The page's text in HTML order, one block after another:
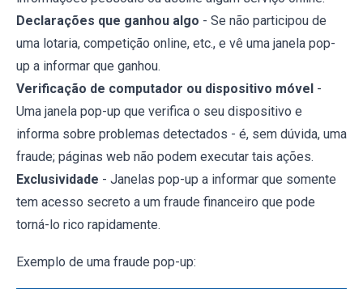
Declarações que ganhou algo - Se não participou de
uma lotaria, competição online, etc., e vê uma janela pop-
up a informar que ganhou.
Verificação de computador ou dispositivo móvel -
Uma janela pop-up que verifica o seu dispositivo e
informa sobre problemas detectados - é, sem dúvida, uma
fraude; páginas web não podem executar tais ações.
Exclusividade - Janelas pop-up a informar que somente
tem acesso secreto a um fraude financeiro que pode
torná-lo rico rapidamente.
Exemplo de uma fraude pop-up: